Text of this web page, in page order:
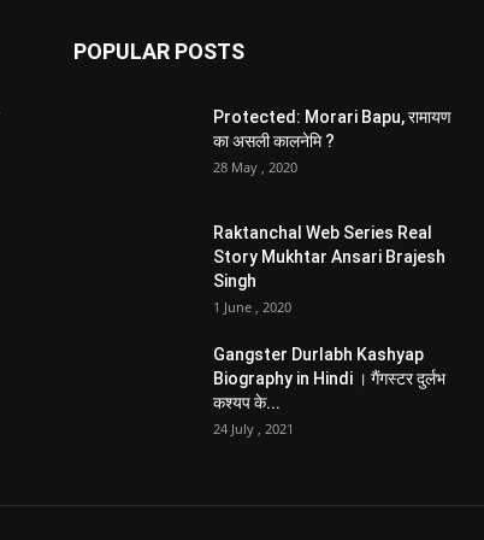
POPULAR POSTS
Protected: Morari Bapu, रामायण
का असली कालनेमि ?
28 May , 2020
Raktanchal Web Series Real
Story Mukhtar Ansari Brajesh
Singh
1 June , 2020
Gangster Durlabh Kashyap
Biography in Hindi । गैंगस्टर दुर्लभ
कश्यप के...
24 July , 2021